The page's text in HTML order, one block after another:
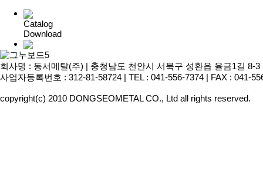
Catalog
Download
홍보동영상
회사명 : 동서메탈(주) | 충청남도 천안시 서북구 성환읍 율금1길 8-
사업자등록번호 : 312-81-58724 | TEL : 041-556-7374 | FAX : 041-
copyright(c) 2010 DONGSEOMETAL CO., Ltd all rights reserved.